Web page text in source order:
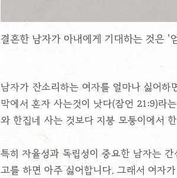
결혼한 남자가 아내에게 기대하는 것은
남자가 잔소리하는 여자를 얼마나 싫어
막에서 혼자 사는것이 낫다(잠언 21:9)라
와 한집네 사는 것보다 지붕 모퉁이에서
특히 자율성과 독립성이 중요한 남자는
고를 하면 아주 싫어합니다. 그래서 여자